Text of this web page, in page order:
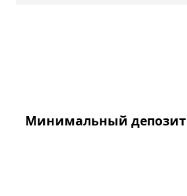
Минимальный депозит